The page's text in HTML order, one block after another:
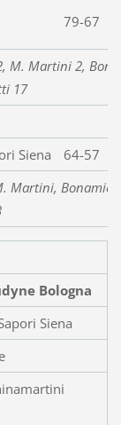
79-67
M. Martini 2,
17
–
64-57
Martini,
Bologna
Siena